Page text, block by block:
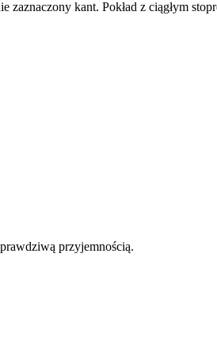
kant. Pokład z ciągłym
przyjemnością.